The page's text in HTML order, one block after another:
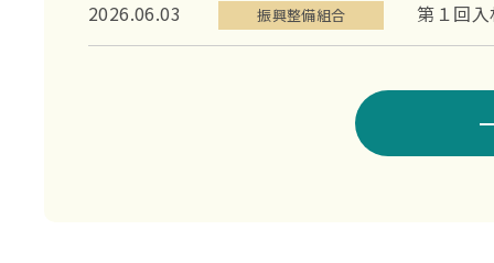
2026.06.03 振興整備組合 第１回